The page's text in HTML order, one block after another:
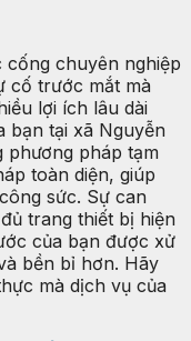
chuyên nghiệp
cố trước mắt mà
lợi ích lâu dài
bạn tại xã Nguyễn
phương pháp tạm
toàn diện, giúp
sức. Sự can
trang thiết bị hiện
của bạn được xử
bền bỉ hơn. Hãy
mà dịch vụ của